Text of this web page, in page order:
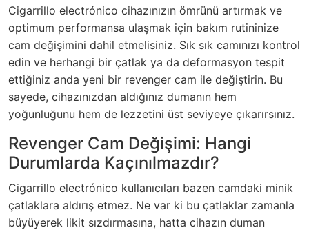
Cigarrillo electrónico cihazınızın ömrünü artırmak ve
optimum performansa ulaşmak için bakım rutininize
cam değişimini dahil etmelisiniz. Sık sık camınızı kontrol
edin ve herhangi bir çatlak ya da deformasyon tespit
ettiğiniz anda yeni bir revenger cam ile değiştirin. Bu
sayede, cihazınızdan aldığınız dumanın hem
yoğunluğunu hem de lezzetini üst seviyeye çıkarırsınız.
Revenger Cam Değişimi: Hangi
Durumlarda Kaçınılmazdır?
Cigarrillo electrónico kullanıcıları bazen camdaki minik
çatlaklara aldırış etmez. Ne var ki bu çatlaklar zamanla
büyüyerek likit sızdırmasına, hatta cihazın duman